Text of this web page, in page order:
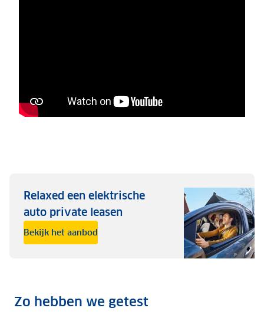
Relaxed een elektrische
auto private leasen
Bekijk het aanbod
Zo hebben we getest